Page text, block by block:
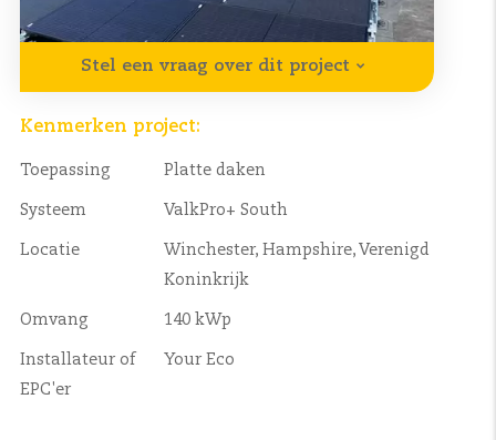
Stel een vraag over dit project
Kenmerken project:
Toepassing Platte daken
Systeem ValkPro+ South
Locatie
Winchester, Hampshire, Verenigd
Koninkrijk
Omvang 140 kWp
Installateur of
EPC'er
Your Eco